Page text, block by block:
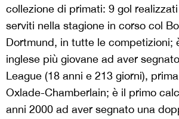
collezione di primati: 9 gol
serviti nella stagione in corso col
Dortmund, in tutte le competizioni;
inglese più giovane ad aver
League (18 anni e 213 giorni),
Oxlade-Chamberlain; è il primo
anni 2000 ad aver segnato una